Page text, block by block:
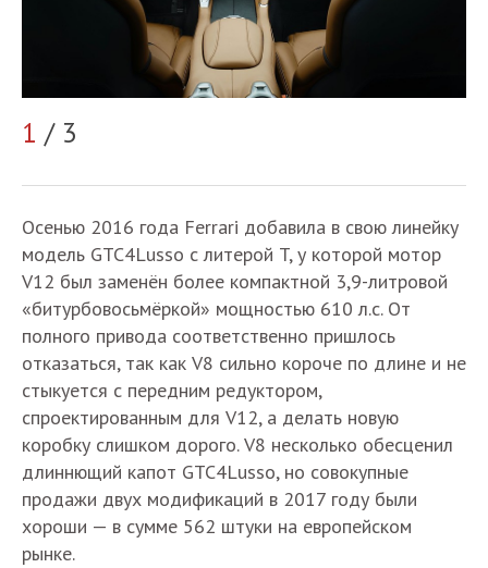
1 / 3
Осенью 2016 года Ferrari добавила в свою линейку
модель GTC4Lusso с литерой T, у которой мотор
V12 был заменён более компактной 3,9-литровой
«битурбовосьмёркой» мощностью 610 л.с. От
полного привода соответственно пришлось
отказаться, так как V8 сильно короче по длине и не
стыкуется с передним редуктором,
спроектированным для V12, а делать новую
коробку слишком дорого. V8 несколько обесценил
длиннющий капот GTC4Lusso, но совокупные
продажи двух модификаций в 2017 году были
хороши — в сумме 562 штуки на европейском
рынке.